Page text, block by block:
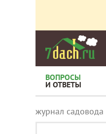
ВОПРОСЫ
И ОТВЕТЫ
журнал садовода